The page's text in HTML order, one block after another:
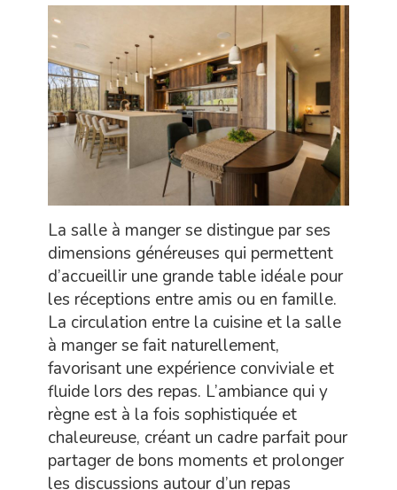
La salle à manger se distingue par ses
dimensions généreuses qui permettent
d’accueillir une grande table idéale pour
les réceptions entre amis ou en famille.
La circulation entre la cuisine et la salle
à manger se fait naturellement,
favorisant une expérience conviviale et
fluide lors des repas. L’ambiance qui y
règne est à la fois sophistiquée et
chaleureuse, créant un cadre parfait pour
partager de bons moments et prolonger
les discussions autour d’un repas